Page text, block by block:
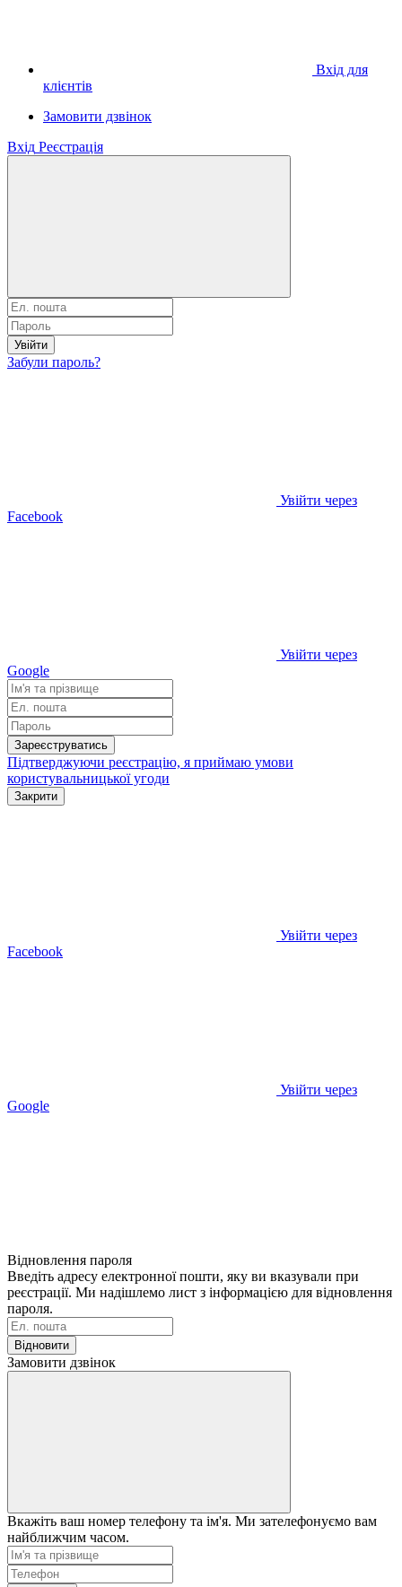
Вхід для
клієнтів
Замовити дзвінок
Вхід Реєстрація
Увійти
Забули пароль?
Увійти через
Facebook
Увійти через
Google
Зареєструватись
Підтверджуючи реєстрацію, я приймаю умови
користувальницької угоди
Закрити
Увійти через
Facebook
Увійти через
Google
Відновлення пароля
Введіть адресу електронної пошти, яку ви вказували при
реєстрації. Ми надішлемо лист з інформацією для відновлення
пароля.
Відновити
Замовити дзвінок
Вкажіть ваш номер телефону та ім'я. Ми зателефонуємо вам
найближчим часом.